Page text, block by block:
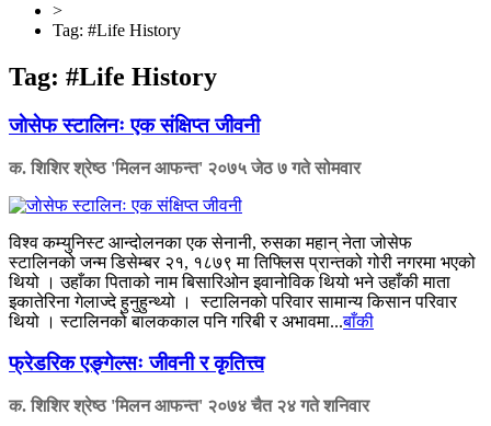
>
Tag: #Life History
Tag: #Life History
जाेसेफ स्टालिनः एक संक्षिप्त जीवनी
क. शिशिर श्रेष्ठ 'मिलन आफन्त' २०७५ जेठ ७ गते सोमवार
विश्व कम्युनिस्ट आन्दोलनका एक सेनानी, रुसका महान् नेता जोसेफ
स्टालिनको जन्म डिसेम्बर २१, १८७९ मा तिफ्लिस प्रान्तको गोरी नगरमा भएको
थियो । उहाँका पिताको नाम बिसारिओन इवानोविक थियो भने उहाँकी माता
इकातेरिना गेलाज्दे हुनुहुन्थ्यो । स्टालिनको परिवार सामान्य किसान परिवार
थियो । स्टालिनको बालककाल पनि गरिबी र अभावमा...बाँकी
फ्रेडरिक एङ्गेल्सः जीवनी र कृतित्त्व
क. शिशिर श्रेष्ठ 'मिलन आफन्त' २०७४ चैत २४ गते शनिवार